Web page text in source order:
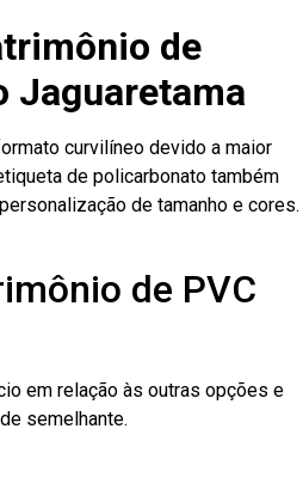
de
Jaguaretama
curvilíneo devido a maior
de policarbonato também
de tamanho e cores.
de PVC
em relação às outras opções e
semelhante.